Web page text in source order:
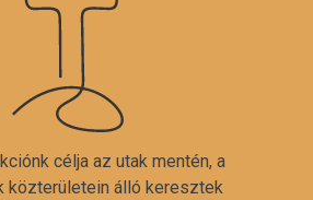
célja az utak mentén, a
közterületein álló keresztek